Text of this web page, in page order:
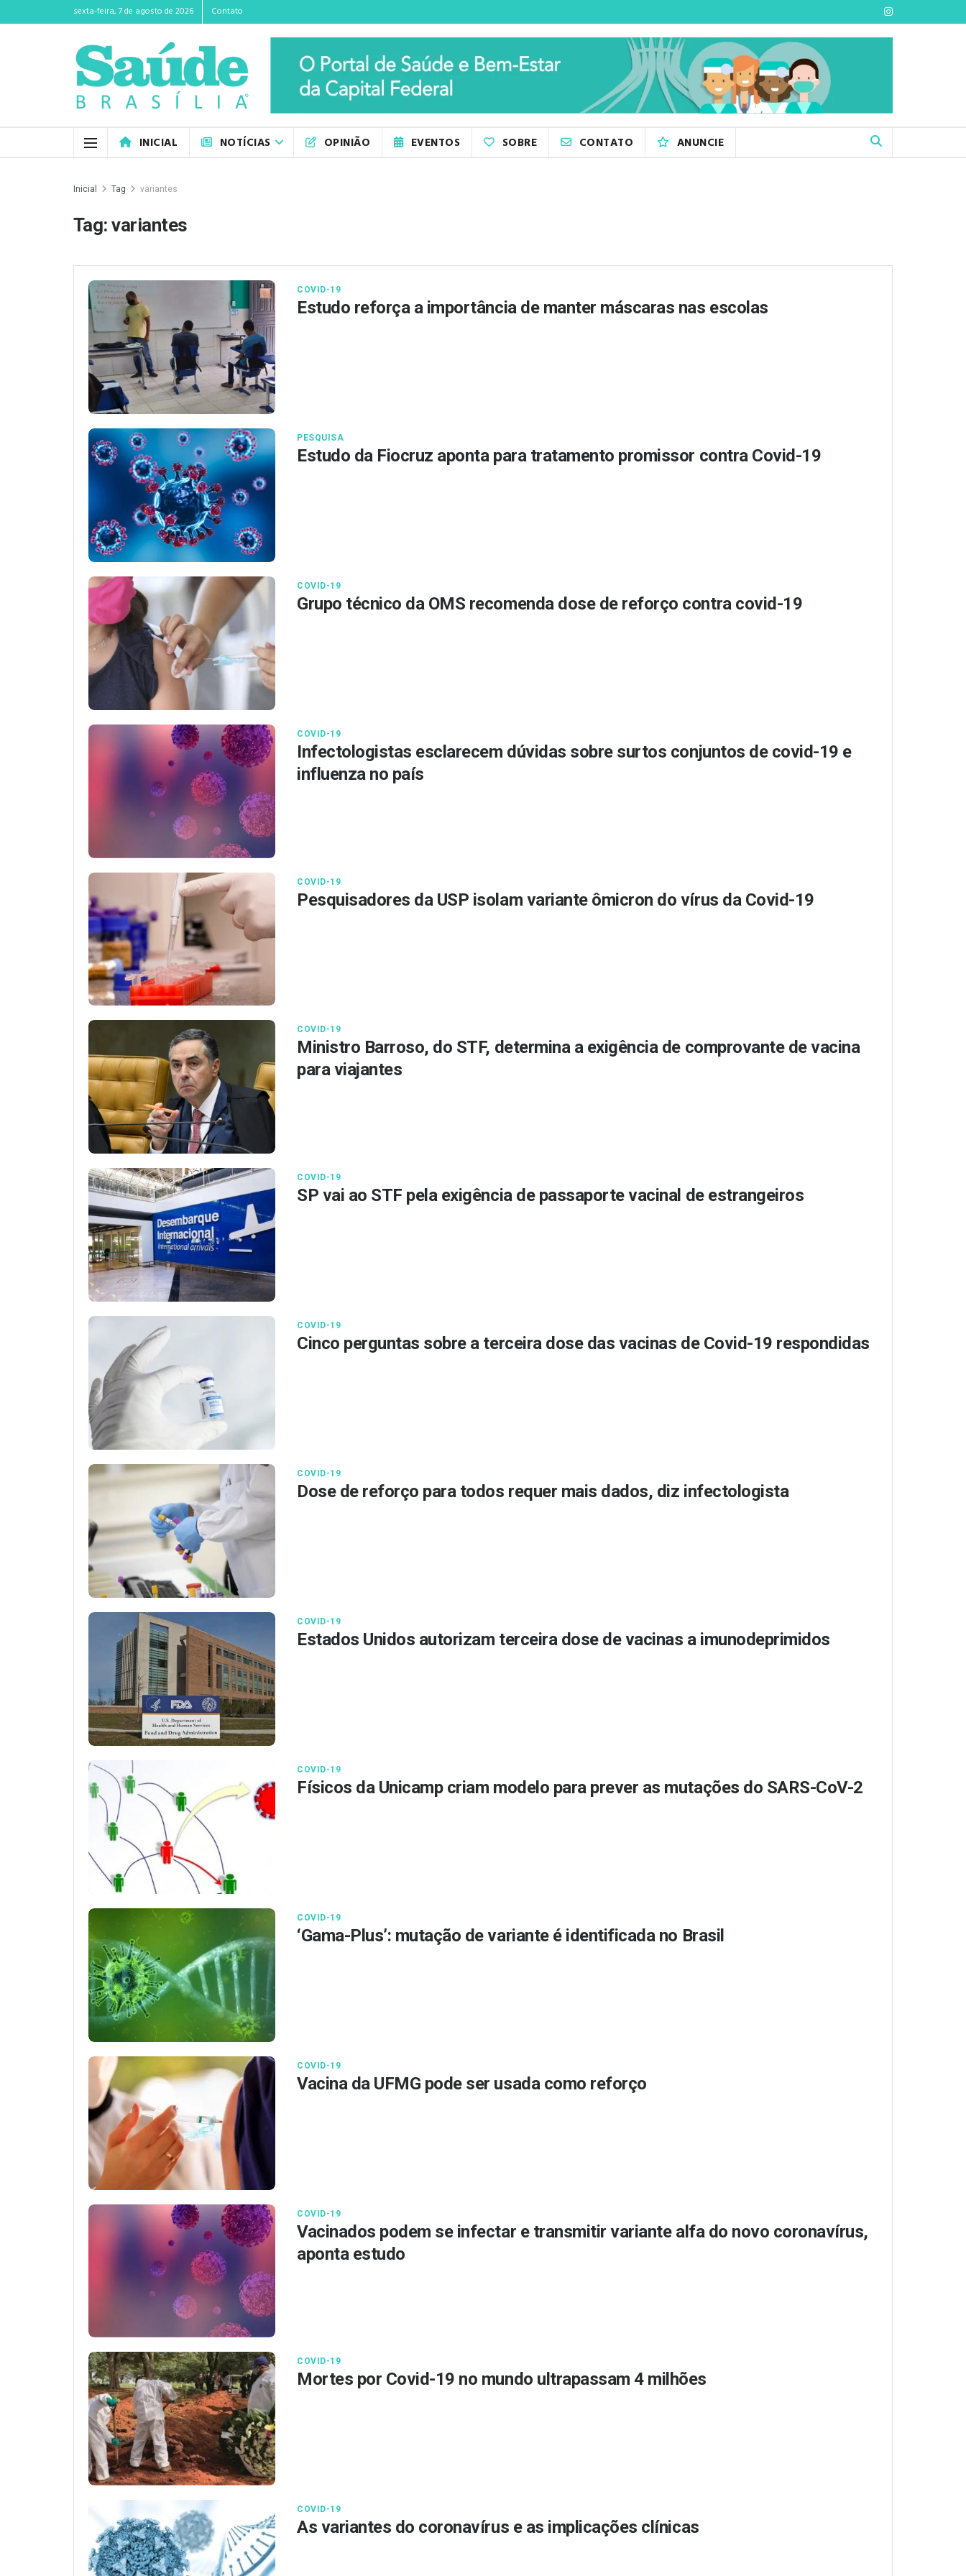
sexta-feira, 7 de agosto de 2026 Contato
INICIAL NOTÍCIAS OPINIÃO EVENTOS SOBRE CONTATO ANUNCIE
Inicial Tag variantes
Tag:variantes
COVID-19
Estudo reforça a importância de manter máscaras nas escolas
PESQUISA
Estudo da Fiocruz aponta para tratamento promissor contra Covid-19
COVID-19
Grupo técnico da OMS recomenda dose de reforço contra covid-19
COVID-19
Infectologistas esclarecem dúvidas sobre surtos conjuntos de covid-19 e
influenza no país
COVID-19
Pesquisadores da USP isolam variante ômicron do vírus da Covid-19
COVID-19
Ministro Barroso, do STF, determina a exigência de comprovante de vacina
para viajantes
COVID-19
SP vai ao STF pela exigência de passaporte vacinal de estrangeiros
COVID-19
Cinco perguntas sobre a terceira dose das vacinas de Covid-19 respondidas
COVID-19
Dose de reforço para todos requer mais dados, diz infectologista
COVID-19
Estados Unidos autorizam terceira dose de vacinas a imunodeprimidos
COVID-19
Físicos da Unicamp criam modelo para prever as mutações do SARS-CoV-2
COVID-19
‘Gama-Plus’: mutação de variante é identificada no Brasil
COVID-19
Vacina da UFMG pode ser usada como reforço
COVID-19
Vacinados podem se infectar e transmitir variante alfa do novo coronavírus,
aponta estudo
COVID-19
Mortes por Covid-19 no mundo ultrapassam 4 milhões
COVID-19
As variantes do coronavírus e as implicações clínicas